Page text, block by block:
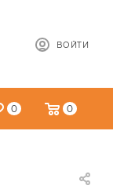
ВОЙТИ
0 0